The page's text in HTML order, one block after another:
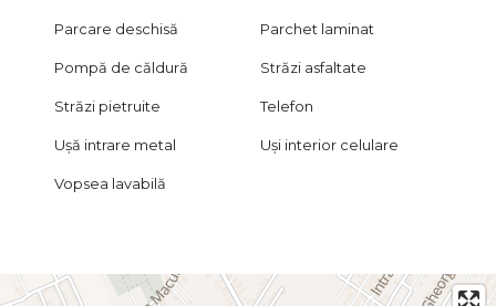
Parcare deschisă Parchet laminat
Pompă de căldură Străzi asfaltate
Străzi pietruite Telefon
Ușă intrare metal Uși interior celulare
Vopsea lavabilă